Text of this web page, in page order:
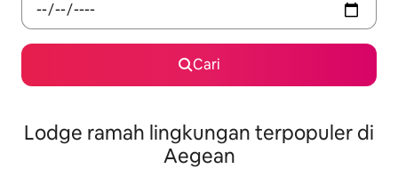
Cari
Lodge ramah lingkungan terpopuler di
Aegean